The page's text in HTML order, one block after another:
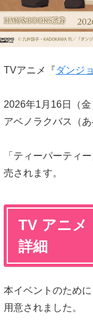
TVアニメ『ダンジ
2026年1月16日（
アベノラクバス（
「ティーパーティ
売されます。
TV アニメ
詳細
本イベントのため
用意されました。